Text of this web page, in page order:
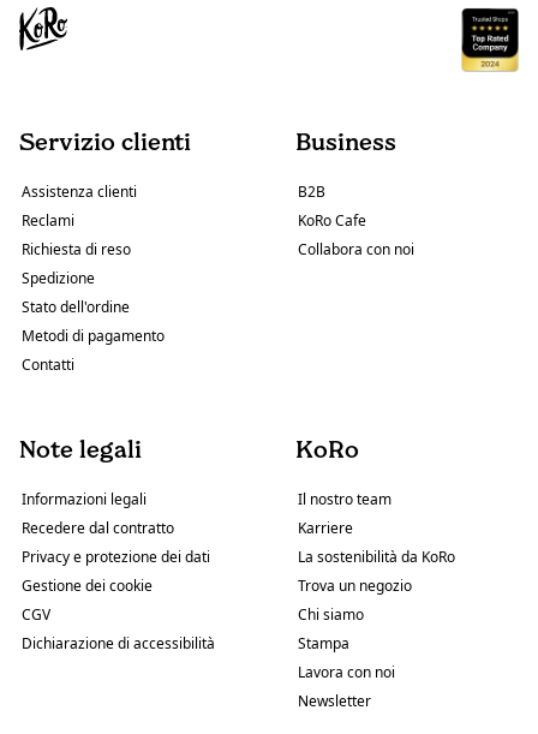
Servizio clienti
Assistenza clienti
Reclami
Richiesta di reso
Spedizione
Stato dell'ordine
Metodi di pagamento
Contatti
Business
B2B
KoRo Cafe
Collabora con noi
Note legali
Informazioni legali
Recedere dal contratto
Privacy e protezione dei dati
Gestione dei cookie
CGV
Dichiarazione di accessibilità
KoRo
Il nostro team
Karriere
La sostenibilità da KoRo
Trova un negozio
Chi siamo
Stampa
Lavora con noi
Newsletter